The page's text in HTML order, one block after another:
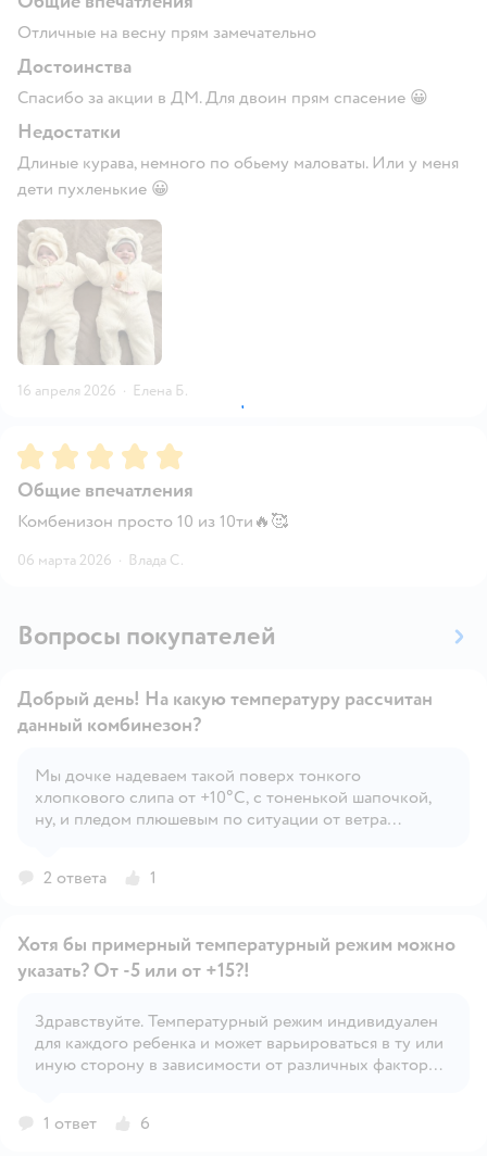
Отличные на весну прям замечательно
Достоинства
Спасибо за акции в ДМ. Для двоин прям спасение 😀
Недостатки
Длиные курава, немного по обьему маловаты. Или у меня
дети пухленькие 😀
16 апреля 2026 · Елена Б.
Рейтинг:5
Общие впечатления
Комбенизон просто 10 из 10ти🔥🥰
06 марта 2026 · Влада С.
Вопросы покупателей
Открыть вопрос
Добрый день! На какую температуру рассчитан
данный комбинезон?
Мы дочке надеваем такой поверх тонкого
хлопкового слипа от +10°С, с тоненькой шапочкой,
ну, и пледом плюшевым по ситуации от ветра
2 ответа 1
Открыть вопрос
Хотя бы примерный температурный режим можно
указать? От -5 или от +15?!
Здравствуйте. Температурный режим индивидуален
для каждого ребенка и может варьироваться в ту или
иную сторону в зависимости от различных факторов
активность ребенка и т.д.
1 ответ 6